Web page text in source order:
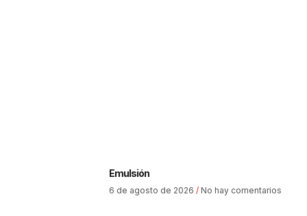
Emulsión
6 de agosto de 2026 No hay comentarios